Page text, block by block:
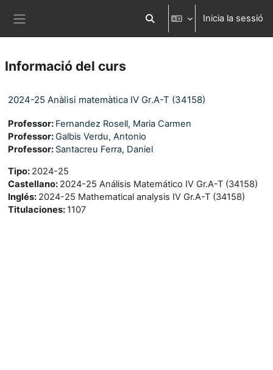
Commuta l'entrada de la cerca
Inicia la sessió
Informació del curs
2024-25 Anàlisi matemàtica IV Gr.A-T (34158)
Professor: Fernandez Rosell, Maria Carmen
Professor:Galbis Verdu, Antonio
Professor: Santacreu Ferra, Daniel
Tipo: 2024-25
Castellano: 2024-25 Análisis Matemático IV Gr.A-T (34158)
Inglés: 2024-25 Mathematical analysis IV Gr.A-T (34158)
Titulaciones: 1107